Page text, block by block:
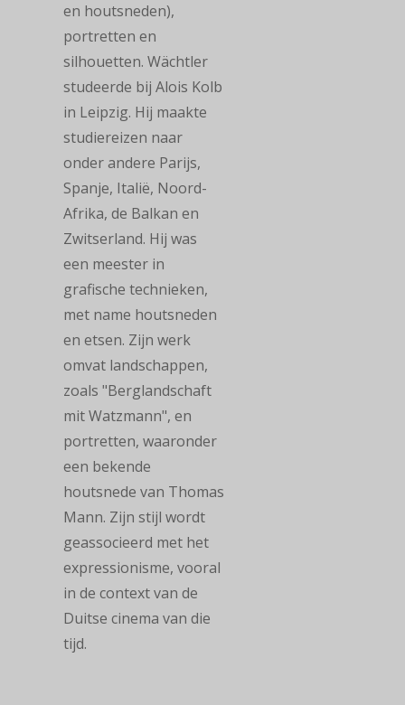
en houtsneden),
portretten en
silhouetten. Wächtler
studeerde bij Alois Kolb
in Leipzig. Hij maakte
studiereizen naar
onder andere Parijs,
Spanje, Italië, Noord-
Afrika, de Balkan en
Zwitserland. Hij was
een meester in
grafische technieken,
met name houtsneden
en etsen. Zijn werk
omvat landschappen,
zoals "Berglandschaft
mit Watzmann", en
portretten, waaronder
een bekende
houtsnede van Thomas
Mann. Zijn stijl wordt
geassocieerd met het
expressionisme, vooral
in de context van de
Duitse cinema van die
tijd.